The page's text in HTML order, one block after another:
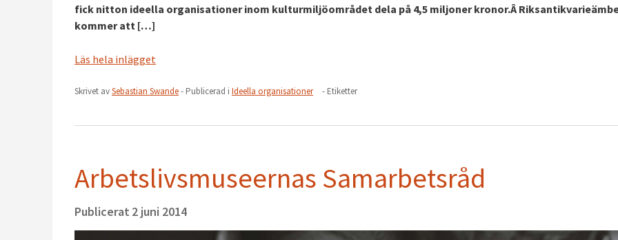
fick nitton ideella organisationer inom kulturmiljöområdet dela på 4,5 miljoner kronor.Â
kommer att […]
Läs hela inlägget
Skrivet avSebastian Swande- Publicerad i Ideella organisationer - Etiketter
Arbetslivsmuseernas Samarbetsråd
Publicerat 2 juni 2014